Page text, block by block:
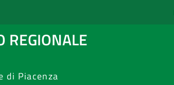
REGIONALE
di Piacenza